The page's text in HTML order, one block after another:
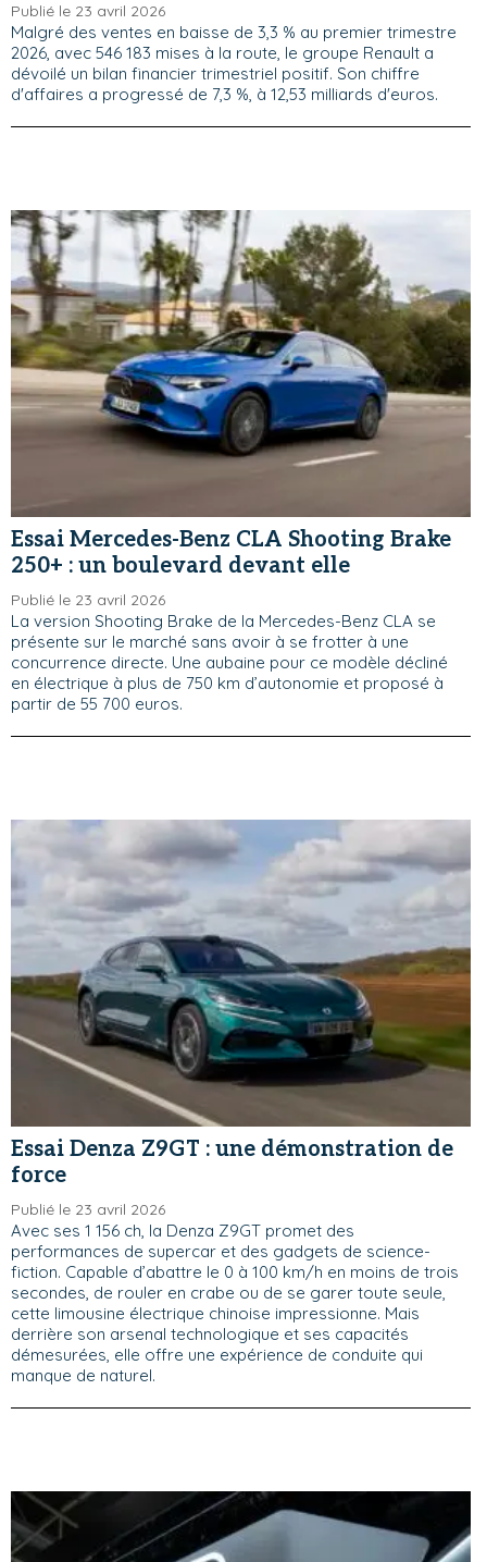
Publié le 23 avril 2026
Malgré des ventes en baisse de 3,3 % au premier trimestre
2026, avec 546 183 mises à la route, le groupe Renault a
dévoilé un bilan financier trimestriel positif. Son chiffre
d'affaires a progressé de 7,3 %, à 12,53 milliards d'euros.
Essai Mercedes-Benz CLA Shooting Brake
250+ : un boulevard devant elle
Publié le 23 avril 2026
La version Shooting Brake de la Mercedes-Benz CLA se
présente sur le marché sans avoir à se frotter à une
concurrence directe. Une aubaine pour ce modèle décliné
en électrique à plus de 750 km d’autonomie et proposé à
partir de 55 700 euros.
Essai Denza Z9GT : une démonstration de
force
Publié le 23 avril 2026
Avec ses 1 156 ch, la Denza Z9GT promet des
performances de supercar et des gadgets de science-
fiction. Capable d’abattre le 0 à 100 km/h en moins de trois
secondes, de rouler en crabe ou de se garer toute seule,
cette limousine électrique chinoise impressionne. Mais
derrière son arsenal technologique et ses capacités
démesurées, elle offre une expérience de conduite qui
manque de naturel.